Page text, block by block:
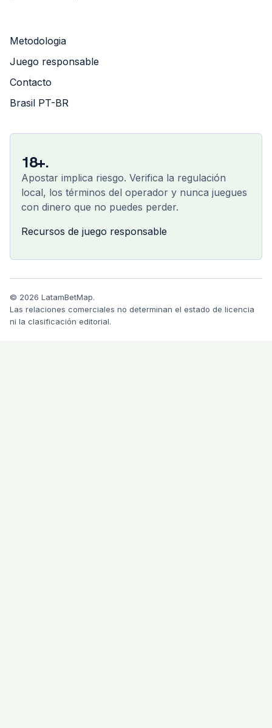
Metodologia
Juego responsable
Contacto
Brasil PT-BR
18+.
Apostar implica riesgo. Verifica la regulación
local, los términos del operador y nunca juegues
con dinero que no puedes perder.
Recursos de juego responsable
© 2026 LatamBetMap.
Las relaciones comerciales no determinan el estado de licencia
ni la clasificación editorial.